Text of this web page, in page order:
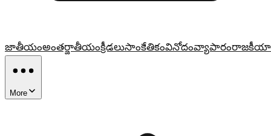
జాతీయంఅంతర్జాతీయంక్రీడలుసాంకేతికంవినోదంవ్యాపారం
More